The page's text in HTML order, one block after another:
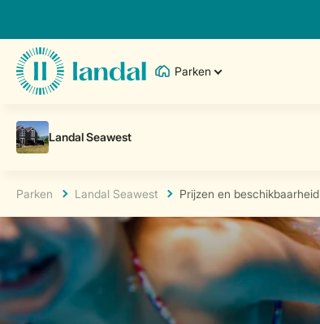
Parken
Parken Landal Seawest Prijzen en beschikbaarheid